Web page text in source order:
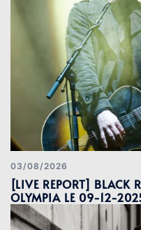
03/08/2026
[LIVE REPORT] BLACK
OLYMPIA LE 09-12-